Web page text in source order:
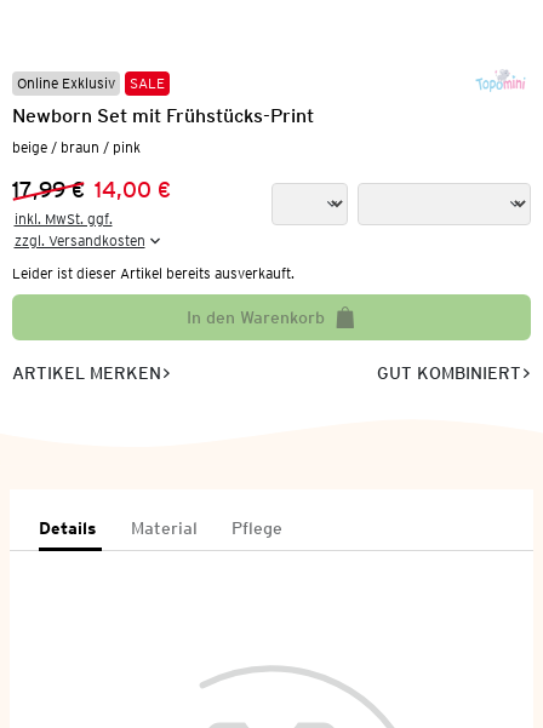
Online Exklusiv SALE
Newborn Set mit Frühstücks-Print
beige / braun / pink
Vorheriger Preis:
17,99 €
Neuer Preis:
14,00 €
inkl. MwSt. ggf.
zzgl. Versandkosten
Leider ist dieser Artikel bereits ausverkauft.
In den Warenkorb
ARTIKEL MERKEN GUT KOMBINIERT
Details Material Pflege